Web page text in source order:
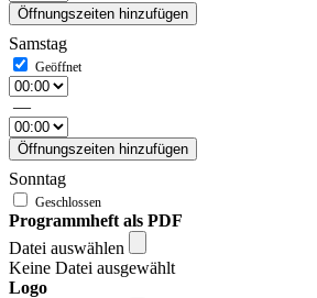
Öffnungszeiten hinzufügen
Samstag
—
Öffnungszeiten hinzufügen
Sonntag
Programmheft als PDF
Datei auswählen
Keine Datei ausgewählt
Logo